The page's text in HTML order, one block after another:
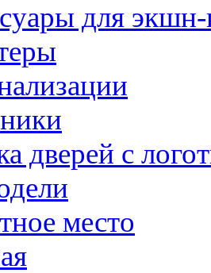
для
дверей с
место